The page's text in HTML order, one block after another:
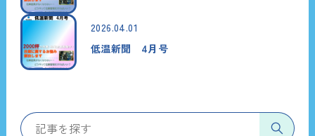
2026.04.01
低温新聞 4月号